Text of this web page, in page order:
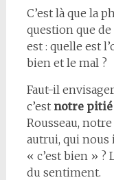
C’est là que la
question que
est : quelle est
bien et le mal ?
Faut-il
c’est notre
Rousseau,
autrui, qui nous
« c’est bien » ?
du sentiment.